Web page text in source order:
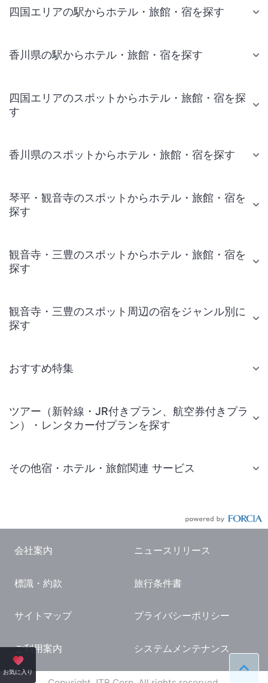
お気に入り ペー
四国エリアの駅からホテル・旅館・宿を探す
香川県の駅からホテル・旅館・宿を探す
四国エリアのスポットからホテル・旅館・宿を探
す
香川県のスポットからホテル・旅館・宿を探す
琴平・観音寺のスポットからホテル・旅館・宿を
探す
観音寺・三豊のスポットからホテル・旅館・宿を
探す
観音寺・三豊のスポット周辺の宿をジャンル別に
探す
おすすめ特集
ツアー（新幹線・JR付きプラン、航空券付きプラ
ン）・レンタカー付プランを探す
その他宿・ホテル・旅館関連 サービス
国内観光ガイド
旅行・観光情報
会社案内 ニュースリリース
標識・約款 旅行条件書
サイトマップ プライバシーポリシー
ご利用案内 システムメンテナンス